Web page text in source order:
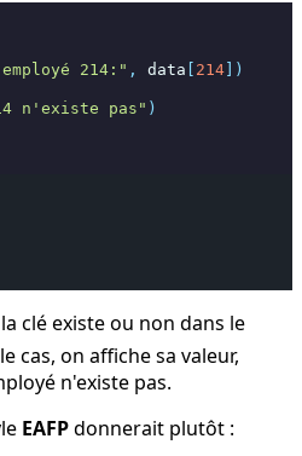
214:" , data 214 ])
n'existe pas" )
clé existe ou non dans le
cas, on affiche sa valeur,
n'existe pas.
EAFPdonnerait plutôt :